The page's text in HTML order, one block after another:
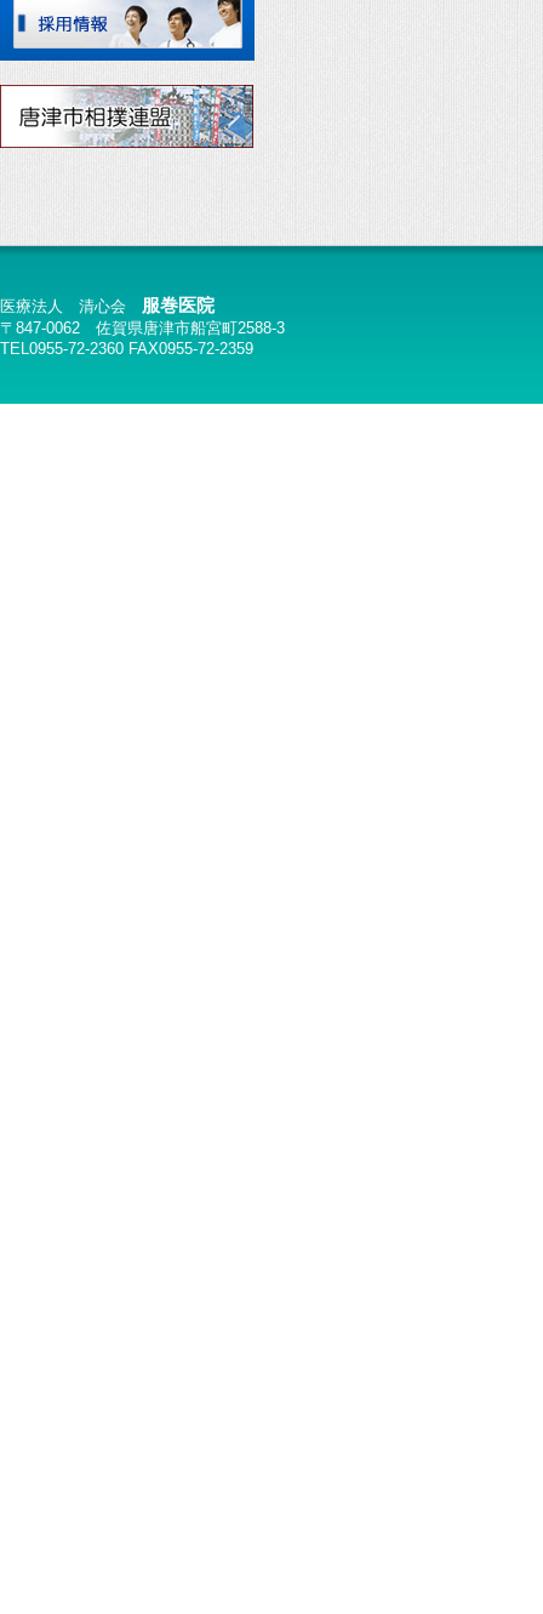
医療法人 清心会 服巻医院
〒847-0062 佐賀県唐津市船宮町2588-3
TEL0955-72-2360 FAX0955-72-2359